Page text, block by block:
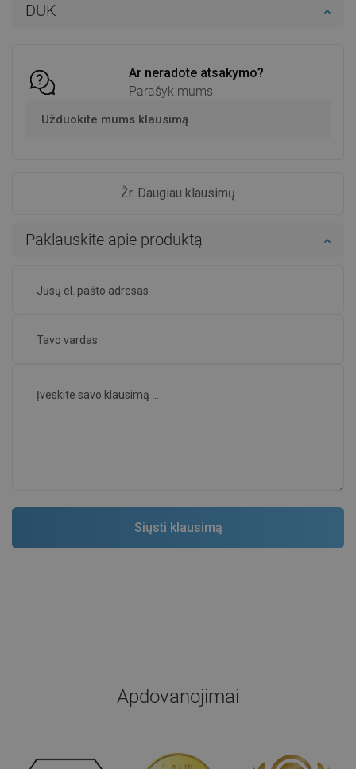
DUK
Ar neradote atsakymo?
Parašyk mums
Užduokite mums klausimą
Žr. Daugiau klausimų
Paklauskite apie produktą
Apdovanojimai